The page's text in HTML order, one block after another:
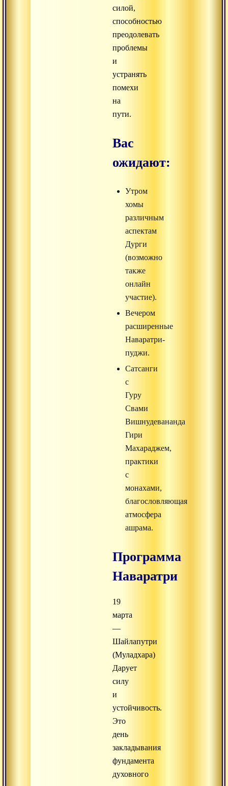
силой,
способностью
преодолевать
проблемы
и
устранять
помехи
на
пути.
Вас
ожидают:
Утром
хомы
различным
аспектам
Дурги
(возможно
также
онлайн
участие).
Вечером
расширенные
Наваратри-
пуджи.
Сатсанги
с
Гуру
Свами
Вишнудевананда
Гири
Махараджем,
практики
с
монахами,
благословляющая
атмосфера
ашрама.
Программа
Наваратри
19
марта
—
Шайлапутри
(Муладхара)
Дарует
силу
и
устойчивость.
Это
день
закладывания
фундамента
духовного